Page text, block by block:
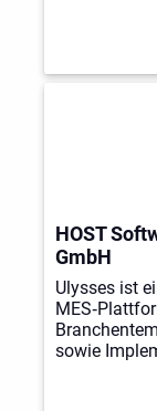
HOST
GmbH
Ulysses ist
sowie